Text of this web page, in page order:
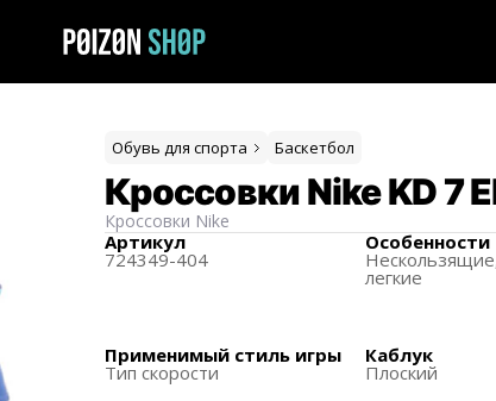
Обувь для спорта Баскетбол
Кроссовки Nike KD 7
Кроссовки Nike
Артикул
724349-404
Особенности
легкие
Применимый стиль игры
Тип скорости
Каблук
Плоский